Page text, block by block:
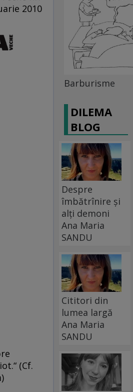
2010
(Cf.
Barburisme
DILEMA
BLOG
Despre
îmbătrînire și
alți demoni
Ana Maria
SANDU
Cititori din
lumea largă
Ana Maria
SANDU